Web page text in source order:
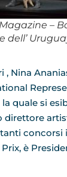
–
dell’
, Nina
quale si
direttore
concorsi
è